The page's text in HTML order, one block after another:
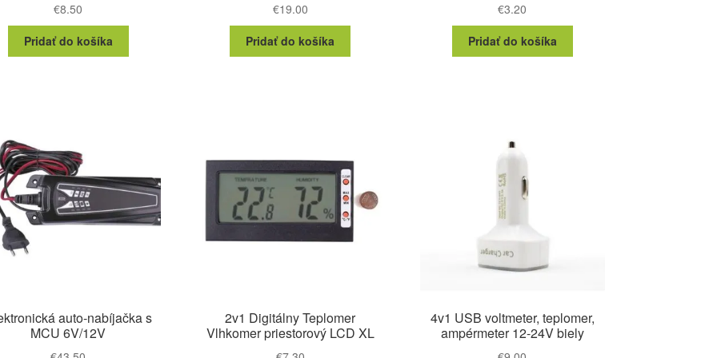
€8.50
Pridať do košíka
€19.00
Pridať do košíka
€3.20
Pridať do košíka
auto-nabíjačka s
MCU 6V/12V
2v1 Digitálny Teplomer
Vlhkomer priestorový LCD XL
4v1 USB voltmeter, teplomer,
ampérmeter 12-24V biely